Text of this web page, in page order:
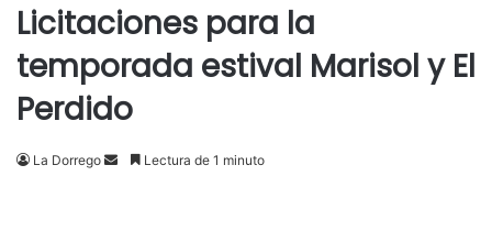
Licitaciones para la
temporada estival Marisol y El
Perdido
La Dorrego
SendLectura de 1 minuto